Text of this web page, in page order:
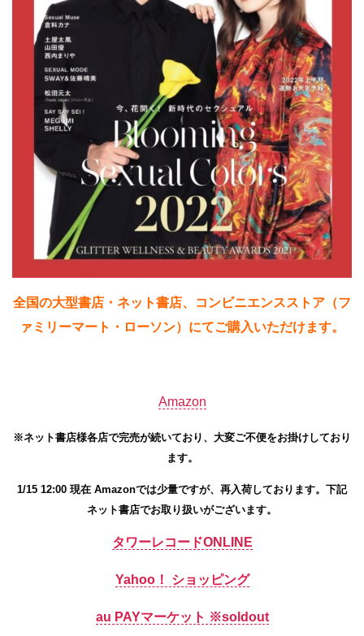
全国の大型書店・ネット書店、コンビニエンスストア（フ
ァミリーマート・ローソン）にてご購入いただけます。
Amazon
※ネット書店様各店で完売が続いており、大変ご不便をお掛けしており
ます。
1/15 12:00 現在 Amazonでは少量ですが、再入荷しております。下記
ネット書店でお取り扱いがございます。
タワーレコードONLINE
Yahoo！ ショッピング
au PAYマーケット ※soldout